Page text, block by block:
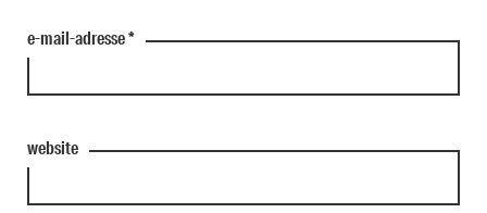
e-mail-adresse*
website